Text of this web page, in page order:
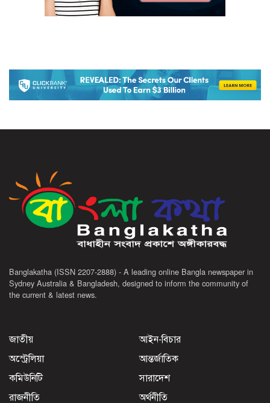
Banglakatha (ISSN 2207-2888) - A leading online Bangla newspaper in
Sydney Australia & Bangladesh, designed to inform the community of
the current & latest news.
জাতীয়
আইন-বিচার
অস্ট্রেলিয়া
আন্তর্জাতিক
কমিউনিটি
সারাদেশ
রাজনীতি
অর্থনীতি